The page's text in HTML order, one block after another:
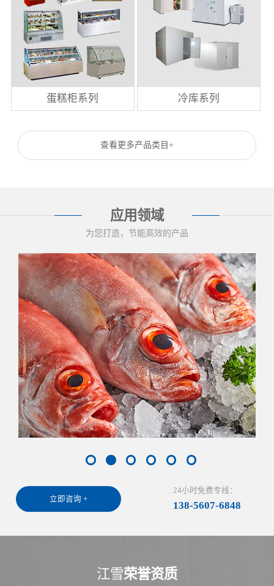
蛋糕柜系列 冷库系列
查看更多产品类目+
应用领域
为您打造，节能高效的产品
立即咨询 +
24小时免费专线：
138-5607-6848
江雪荣誉资质